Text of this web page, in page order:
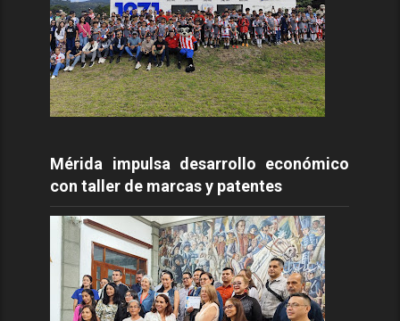
Mérida impulsa desarrollo económico
con taller de marcas y patentes